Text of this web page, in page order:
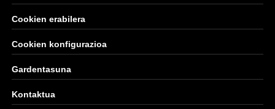
Cookien erabilera
Cookien konfigurazioa
Gardentasuna
Kontaktua